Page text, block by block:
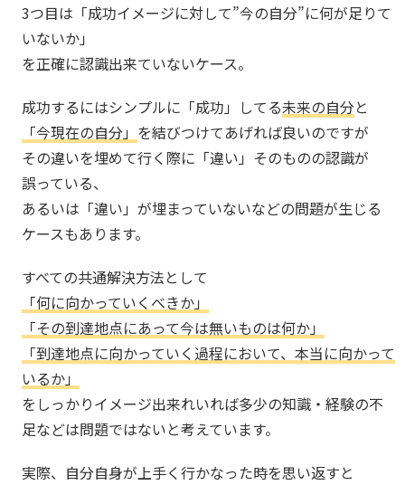
3つ目は「成功イメージに対して”今の自分”に何が足りて
いないか」
を正確に認識出来ていないケース。
成功するにはシンプルに「成功」してる未来の自分と
「今現在の自分」 を結びつけてあげれば良いのですが
その違いを埋めて行く際に「違い」そのものの認識が
誤っている、
あるいは「違い」が埋まっていないなどの問題が生じる
ケースもあります。
すべての共通解決方法として
「何に向かっていくべきか」
「その到達地点にあって今は無いものは何か」
「到達地点に向かっていく過程において、本当に向かって
いるか」
をしっかりイメージ出来れいれば多少の知識・経験の不
足などは問題ではないと考えています。
実際、自分自身が上手く行かなった時を思い返すと